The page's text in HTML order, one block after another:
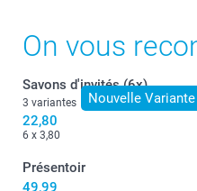
On vous
Nouvelle Variante
Savons d'invités (6x)
3 variantes
22,80
6 x 3,80
Présentoir
49,99